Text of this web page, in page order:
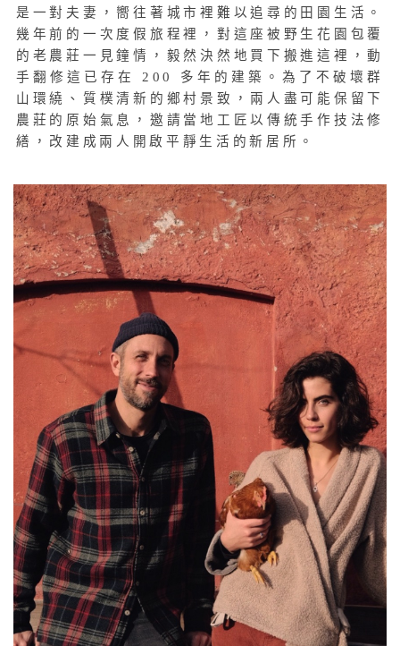
是一對夫妻，嚮往著城市裡難以追尋的田園生活。
幾年前的一次度假旅程裡，對這座被野生花園包覆
的老農莊一見鐘情，毅然決然地買下搬進這裡，動
手翻修這已存在 200 多年的建築。為了不破壞群
山環繞、質樸清新的鄉村景致，兩人盡可能保留下
農莊的原始氣息，邀請當地工匠以傳統手作技法修
繕，改建成兩人開啟平靜生活的新居所。